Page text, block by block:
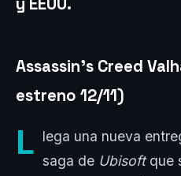
Assassin’s Creed
estreno 12/11)
L lega una nueva
saga de Ubisoftque